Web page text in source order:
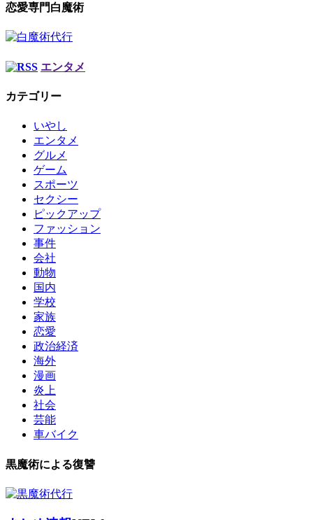
恋愛専門白魔術
エンタメ
カテゴリー
いやし
エンタメ
グルメ
ゲーム
スポーツ
セクシー
ピックアップ
ファッション
事件
会社
動物
国内
学校
家族
恋愛
政治経済
海外
漫画
炎上
社会
芸能
車バイク
黒魔術による復讐